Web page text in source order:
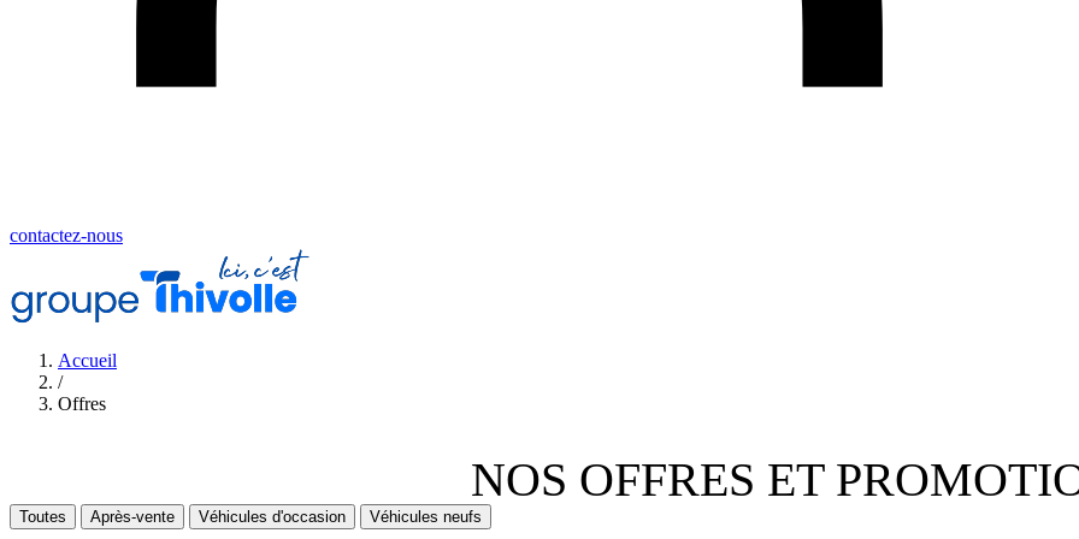
contactez-nous
Accueil
/
Offres
NOS OFFRES ET
Toutes Après-vente Véhicules d'occasion Véhicules neufs